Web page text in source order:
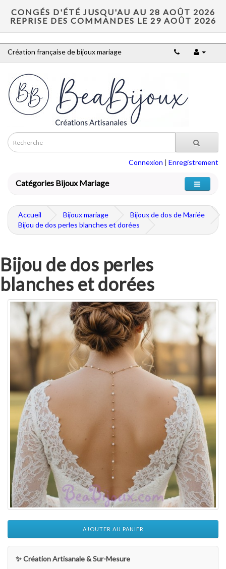
CONGÉS D'ÉTÉ JUSQU'AU AU 28 AOÛT 2026
REPRISE DES COMMANDES LE 29 AOÛT 2026
Création française de bijoux mariage
Connexion | Enregistrement
Catégories Bijoux Mariage
Accueil Bijoux mariage
Bijoux de dos de Mariée
Bijou de dos perles blanches et dorées
Bijou de dos perles
blanches et dorées
AJOUTER AU PANIER
✨ Création Artisanale & Sur-Mesure